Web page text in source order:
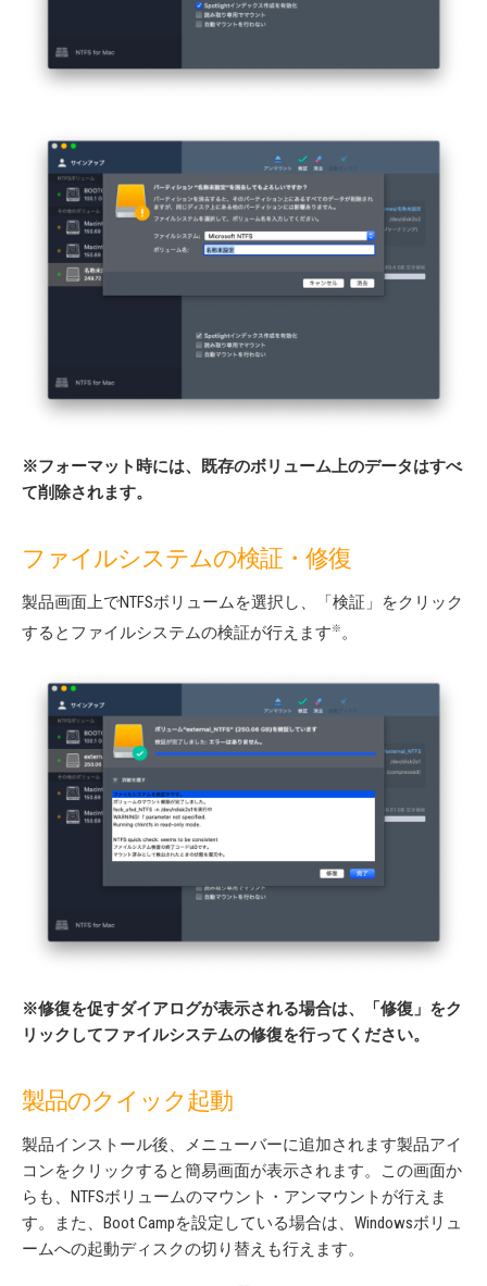
※フォーマット時には、既存のボリューム上のデータはすべ
て削除されます。
ファイルシステムの検証・修復
製品画面上でNTFSボリュームを選択し、「検証」をクリック
するとファイルシステムの検証が行えます※。
※修復を促すダイアログが表示される場合は、「修復」をク
リックしてファイルシステムの修復を行ってください。
製品のクイック起動
製品インストール後、メニューバーに追加されます製品アイ
コンをクリックすると簡易画面が表示されます。この画面か
らも、NTFSボリュームのマウント・アンマウントが行えま
す。また、Boot Campを設定している場合は、Windowsボリュ
ームへの起動ディスクの切り替えも行えます。